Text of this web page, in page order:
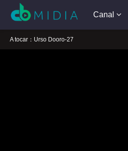
Canal
A tocar：Urso Dooro-27